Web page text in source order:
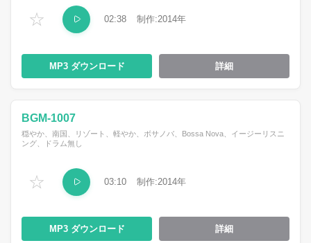
☆ 02:38 2014
MP3 詳細
☆
BGM-1007
穏やか、南国、リゾート、軽やか、ボサノバ、Bossa Nova、イージーリスニ
ング、ドラム無し
03:10 2014
MP3 詳細